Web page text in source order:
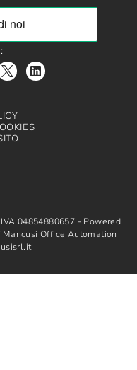
04854880657 - Powered
Mancusi Office Automation